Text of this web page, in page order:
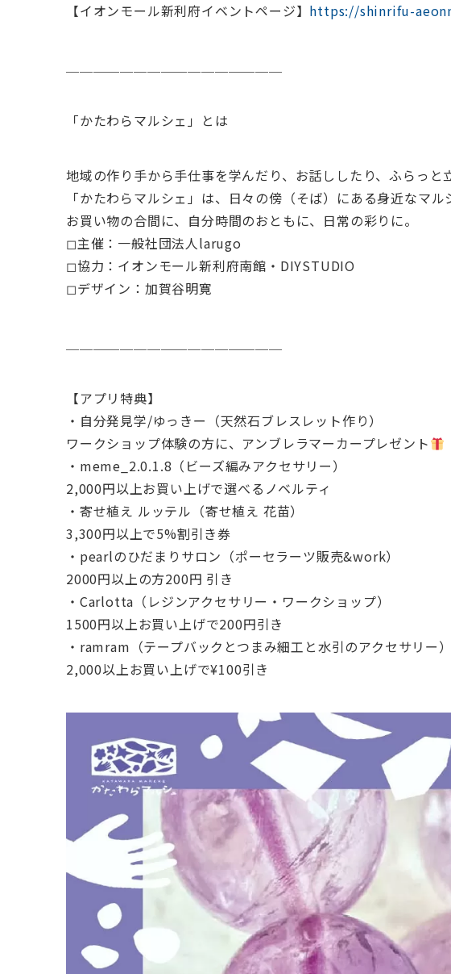
【イオンモール新利府イベントページ】 https://shinrifu-
「かたわらマルシェ」とは
地域の作り手から手仕事を学んだり、お話ししたり、ふらっと
「かたわらマルシェ」は、日々の傍（そば）にある身近なマル
お買い物の合間に、自分時間のおともに、日常の彩りに。
◻︎主催：一般社団法人larugo
◻︎協力：イオンモール新利府南館・DIYSTUDIO
◻︎デザイン：加賀谷明寛
【アプリ特典】
・自分発見学/ゆっきー（天然石ブレスレット作り）
ワークショップ体験の方に、アンブレラマーカープレゼント
・meme_2.0.1.8（ビーズ編みアクセサリー）
2,000円以上お買い上げで選べるノベルティ
・寄せ植え ルッテル（寄せ植え 花苗）
3,300円以上で5%割引き券
・pearlのひだまりサロン（ポーセラーツ販売&work）
2000円以上の方200円 引き
・Carlotta（レジンアクセサリー・ワークショップ）
1500円以上お買い上げで200円引き
・ramram（テープバックとつまみ細工と水引のアクセサリー）
2,000以上お買い上げで¥100引き